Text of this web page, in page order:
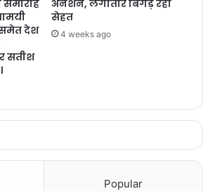
बनी हार्ट अटैक की दवा कैल्शियम ग्लूकोनेट, पांवटा
समारोह
देश
सतीश
अनशन, लगातार बिगड़ रही
सेहत
4 weeks ago
Popular